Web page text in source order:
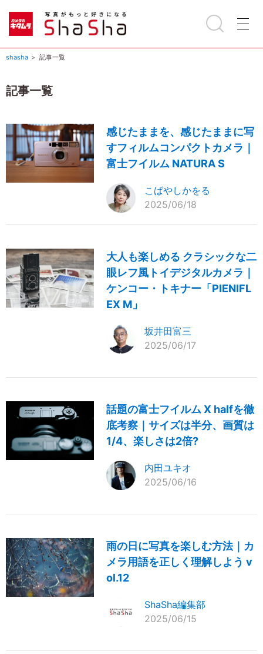
shasha 記事一覧
記事一覧
感じたままを、感じたままに写
すフィルムコンパクトカメラ｜
富士フイルム NATURA S
こばやしかをる
2025/06/18
大人も楽しめる クラシックな二
眼レフ風トイデジタルカメラ｜
ケンコー・トキナー「PIENIFL
EX M」
坂井田富三
2025/06/17
話題の富士フイルム X halfを徹
底考察｜サイズは半分、画質は
1/4、楽しさは2倍?
内田ユキオ
2025/06/16
雨の日に写真を楽しむ方法｜カ
メラ用語を正しく理解しよう v
ol.12
ShaSha編集部
2025/06/15